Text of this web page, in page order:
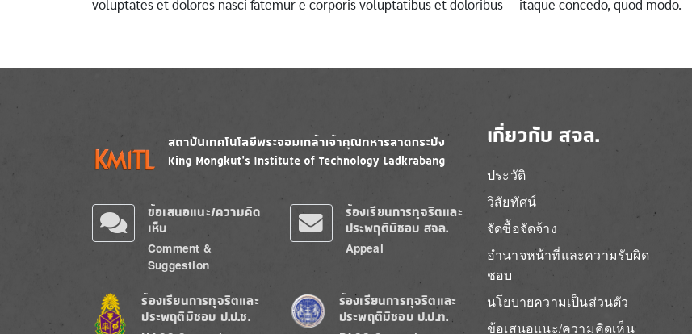
voluptates et dolores nasci fatemur e corporis voluptatibus et doloribus -- itaque concedo, quod modo.
Image Image
ข้อเสนอแนะ/ความคิด
เห็น
Comment &
Suggestion
ร้องเรียนการทุจริตและ
ประพฤติมิชอบ สจล.
Appeal
Image
ร้องเรียนการทุจริตและ
ประพฤติมิชอบ ป.ป.ช.
Image
ร้องเรียนการทุจริตและ
ประพฤติมิชอบ ป.ป.ท.
เกี่ยวกับ สจล.
ประวัติ
วิสัยทัศน์
จัดซื้อจัดจ้าง
อำนาจหน้าที่และความรับผิด
ชอบ
นโยบายความเป็นส่วนตัว
ข้อเสนอแนะ/ความคิดเห็น